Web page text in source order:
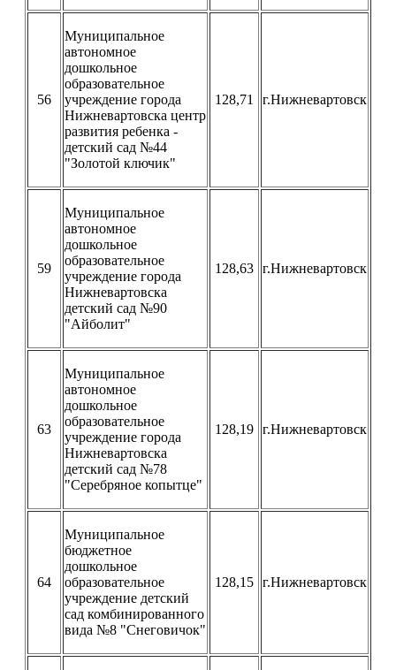
56
Муниципальное
автономное
дошкольное
образовательное
учреждение города
Нижневартовска центр
развития ребенка -
детский сад №44
"Золотой ключик"
128,71 г.Нижневартовск
59
Муниципальное
автономное
дошкольное
образовательное
учреждение города
Нижневартовска
детский сад №90
"Айболит"
128,63 г.Нижневартовск
63
Муниципальное
автономное
дошкольное
образовательное
учреждение города
Нижневартовска
детский сад №78
"Серебряное копытце"
128,19 г.Нижневартовск
64
Муниципальное
бюджетное
дошкольное
образовательное
учреждение детский
сад комбинированного
вида №8 "Снеговичок"
128,15 г.Нижневартовск